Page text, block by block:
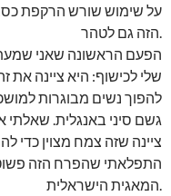
על שימוש שורש הרקפת
הזה גם לטהר.
הפעם הראשונה שאני
שלי לכישוף: היא ציינה
להפוך נשים מבוגרות
גשם סיני באנגלית. שאלתי
ציינה שזה צמח מצוין כדי
התפלאתי שהפרח הזה
המאגית הישראלית.